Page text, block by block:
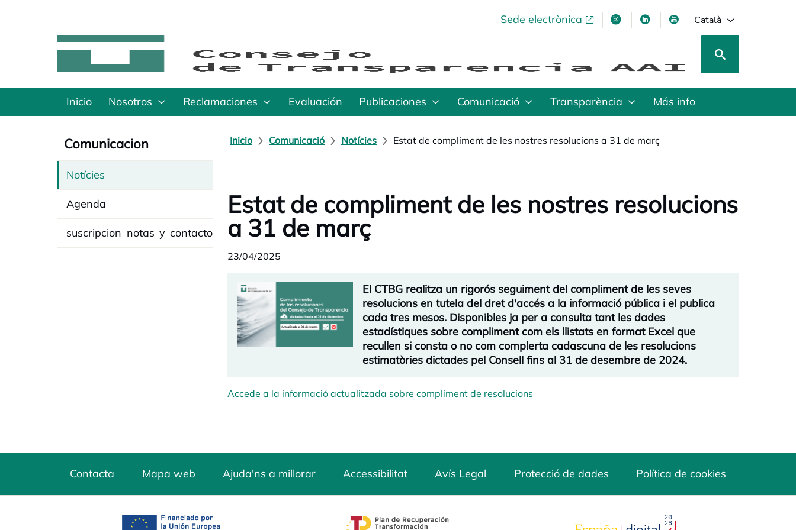
Sede electrònicaopens in a new tabopens in a new tab
opens in a new tab
opens in a new tab
Català
Inicio Nosotros Reclamaciones Evaluación Publicaciones Comunicació Transparència Más info
Comunicacion
Notícies
Agenda
suscripcion_notas_y_contacto
Inicio Comunicació Notícies Estat de compliment de les nostres resolucions a 31 de març
Estat de compliment de les nostres resolucions
a 31 de març
23/04/2025
El CTBG realitza un rigorós seguiment del compliment de les seves
resolucions en tutela del dret d'accés a la informació pública i el publica
cada tres mesos. Disponibles ja per a consulta tant les dades
estadístiques sobre compliment com els llistats en format Excel que
recullen si consta o no com complerta cadascuna de les resolucions
estimatòries dictades pel Consell fins al 31 de desembre de 2024.
Accede a la informació actualitzada sobre compliment de resolucions
Contacta Mapa web Ajuda'ns a millorar Accessibilitat Avís Legal Protecció de dades Política de cookies
opens in a new tab opens in a new tab opens in a new tab